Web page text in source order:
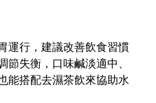
運行，建議改善飲食習慣
節失衡，口味鹹淡適中、
能搭配去濕茶飲來協助水